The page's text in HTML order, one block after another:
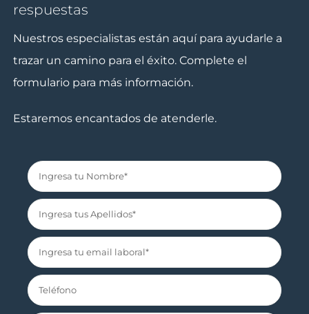
respuestas
Nuestros especialistas están aquí para ayudarle a
trazar un camino para el éxito. Complete el
formulario para más información.
Estaremos encantados de atenderle.